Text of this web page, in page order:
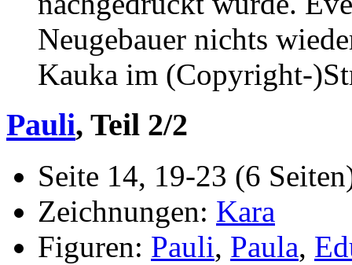
Neugebauer nichts
Kauka im (Copyright-
Pauli, Teil 2/2
Seite 14, 19-23 (6
Zeichnungen: Kara
Figuren: Pauli, Paula,